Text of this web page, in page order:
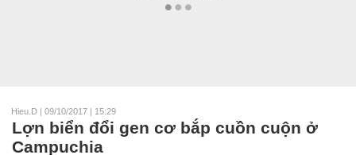
Hieu.D | 09/10/2017 | 15:29
Lợn biển đổi gen cơ bắp cuồn cuộn ở
Campuchia